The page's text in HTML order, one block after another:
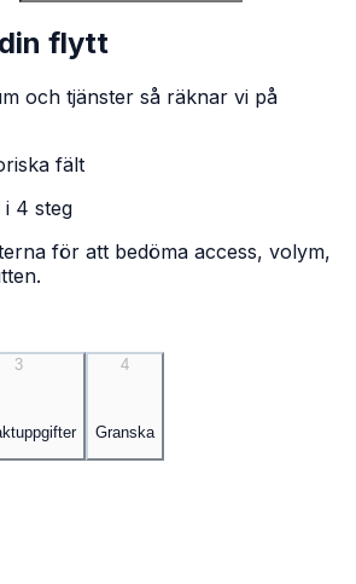
flytt
och tjänster så räknar vi på
fält
4 steg
för att bedöma access, volym,
3 4
Granska